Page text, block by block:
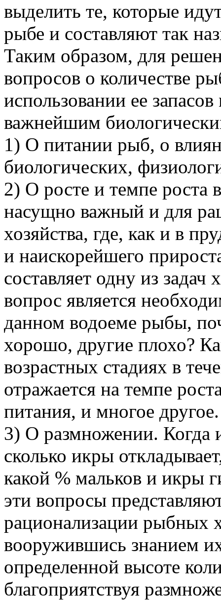
выделить те, которые
рыбе и составляют так
Таким образом, для
вопросов о количестве
использовании ее
важнейшим
1) О питании рыб, о
биологических,
2) О росте и темпе роста
насущно важный и для
хозяйства, где, как и в
и наискорейшего
составляет одну из задач
вопрос является
данном водоеме рыбы,
хорошо, другие плохо?
возрастных стадиях в
отражается на темпе
питания, и многое другое.
3) О размножении. Когда
сколько икры
какой % мальков и икры
эти вопросы
рационализации рыбных
вооружившись знанием
определенной высоте
благоприятствуя